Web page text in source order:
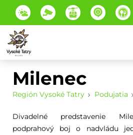
Milenec
Región Vysoké Tatry Podujatia
Divadelné predstavenie
podprahový boj o nadvládu